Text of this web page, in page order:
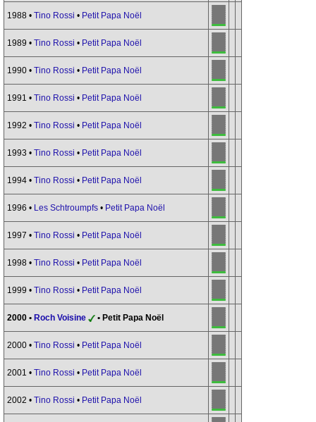
1988 • Tino Rossi • Petit Papa Noël
1989 • Tino Rossi • Petit Papa Noël
1990 • Tino Rossi • Petit Papa Noël
1991 • Tino Rossi • Petit Papa Noël
1992 • Tino Rossi • Petit Papa Noël
1993 • Tino Rossi • Petit Papa Noël
1994 • Tino Rossi • Petit Papa Noël
1996 • Les Schtroumpfs • Petit Papa Noël
1997 • Tino Rossi • Petit Papa Noël
1998 • Tino Rossi • Petit Papa Noël
1999 • Tino Rossi • Petit Papa Noël
2000 • Roch Voisine • Petit Papa Noël
2000 • Tino Rossi • Petit Papa Noël
2001 • Tino Rossi • Petit Papa Noël
2002 • Tino Rossi • Petit Papa Noël